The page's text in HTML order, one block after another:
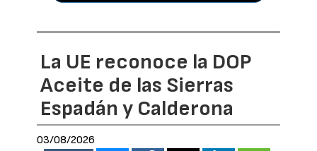
La UE reconoce la DOP
Aceite de las Sierras
Espadán y Calderona
03/08/2026